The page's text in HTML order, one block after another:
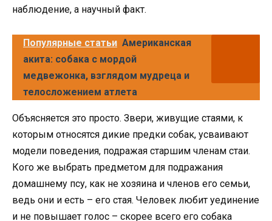
наблюдение, а научный факт.
Популярные статьи Американская
акита: собака с мордой
медвежонка, взглядом мудреца и
телосложением атлета
Объясняется это просто. Звери, живущие стаями, к
которым относятся дикие предки собак, усваивают
модели поведения, подражая старшим членам стаи.
Кого же выбрать предметом для подражания
домашнему псу, как не хозяина и членов его семьи,
ведь они и есть – его стая. Человек любит уединение
и не повышает голос – скорее всего его собака